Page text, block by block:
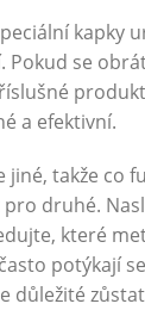
kapky
Pokud se
a efektivní.
jiné, takže co
druhé.
které
potýkají
důležité